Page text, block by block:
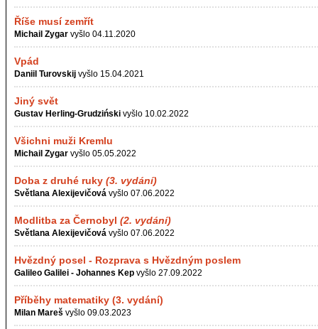
Říše musí zemřít
Michail Zygar vyšlo 04.11.2020
Vpád
Daniil Turovskij vyšlo 15.04.2021
Jiný svět
Gustav Herling-Grudziński vyšlo 10.02.2022
Všichni muži Kremlu
Michail Zygar vyšlo 05.05.2022
Doba z druhé ruky (3. vydání)
Světlana Alexijevičová vyšlo 07.06.2022
Modlitba za Černobyl (2. vydání)
Světlana Alexijevičová vyšlo 07.06.2022
Hvězdný posel - Rozprava s Hvězdným poslem
Galileo Galilei - Johannes Kep vyšlo 27.09.2022
Příběhy matematiky (3. vydání)
Milan Mareš vyšlo 09.03.2023